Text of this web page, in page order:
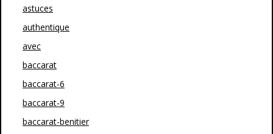
astuces
authentique
avec
baccarat
baccarat-6
baccarat-9
baccarat-benitier